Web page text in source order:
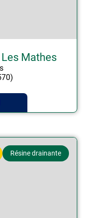
Mathes
Résine drainante